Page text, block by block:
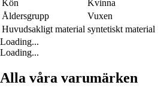
Kön
Kvinna
Åldersgrupp
Vuxen
Huvudsakligt material syntetiskt material
Loading...
Loading...
Alla våra varumärken